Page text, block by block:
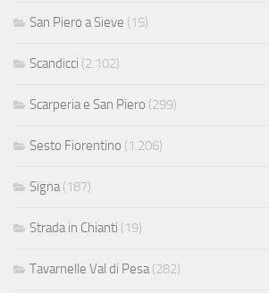
San Piero a Sieve (15)
Scandicci (2.102)
Scarperia e San Piero (299)
Sesto Fiorentino (1.206)
Signa(187)
Strada in Chianti (19)
Tavarnelle Val di Pesa(282)